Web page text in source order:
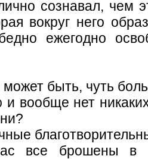
сознавал, чем
вокруг него
ежегодно
может быть, чуть
и вообще нет
все брошены в